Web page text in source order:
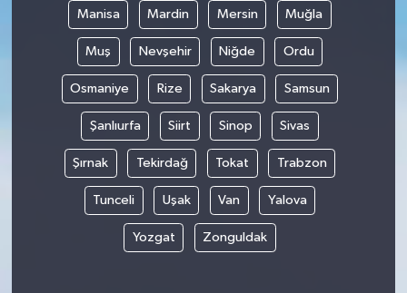
Manisa Mardin Mersin Muğla
Muş Nevşehir Niğde Ordu
Osmaniye Rize Sakarya Samsun
Şanlıurfa Siirt Sinop Sivas
Şırnak Tekirdağ Tokat Trabzon
Tunceli Uşak Van Yalova
Yozgat Zonguldak